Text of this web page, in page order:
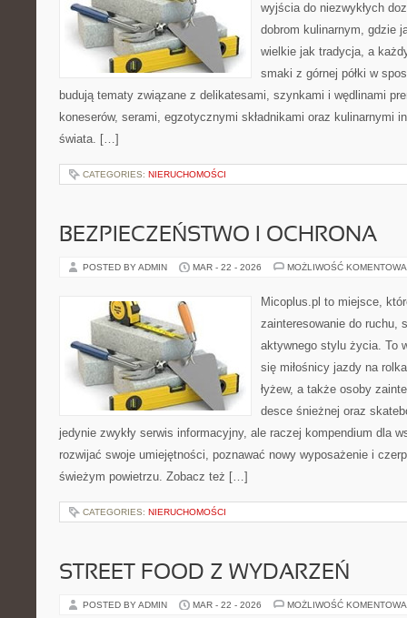
wyjścia do niezwykłych
dobrom kulinarnym, gdzie
wielkie jak tradycja, a
smaki z górnej półki w
budują tematy związane z delikatesami, szynkami i wędlinami
koneserów, serami, egzotycznymi składnikami oraz kulinarnymi
świata. […]
CATEGORIES: NIERUCHOMOŚCI
BEZPIECZEŃSTWO I OCHRONA
POSTED BY ADMIN MAR - 22 - 2026 MOŻLIWOŚĆ
Micoplus.pl to miejsce,
zainteresowanie do ruchu,
aktywnego stylu życia. To
się miłośnicy jazdy na
łyżew, a także osoby
desce śnieżnej oraz
jedynie zwykły serwis informacyjny, ale raczej kompendium dla
rozwijać swoje umiejętności, poznawać nowy wyposażenie i
świeżym powietrzu. Zobacz też […]
CATEGORIES: NIERUCHOMOŚCI
STREET FOOD Z WYDARZEŃ
POSTED BY ADMIN MAR - 22 - 2026 MOŻLIWOŚĆ